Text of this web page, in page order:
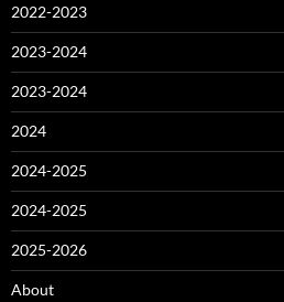
2022-2023
2023-2024
2023-2024
2024
2024-2025
2024-2025
2025-2026
About